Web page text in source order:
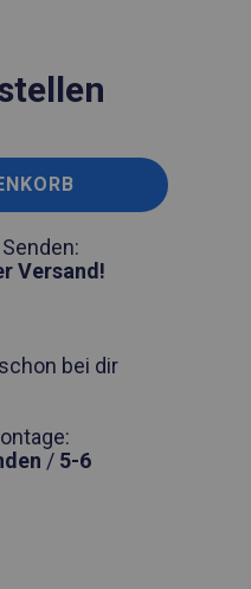
Versand!
schon bei dir
/ 5-6